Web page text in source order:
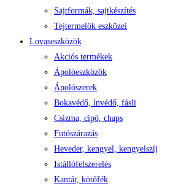
Sajtformák, sajtkészítés
Tejtermelők eszközei
Lovaseszközök
Akciós termékek
Ápolóeszközök
Ápolószerek
Bokavédő, ínvédő, fásli
Csizma, cipő, chaps
Futószárazás
Heveder, kengyel, kengyelszíj
Istállófelszerelés
Kantár, kötőfék